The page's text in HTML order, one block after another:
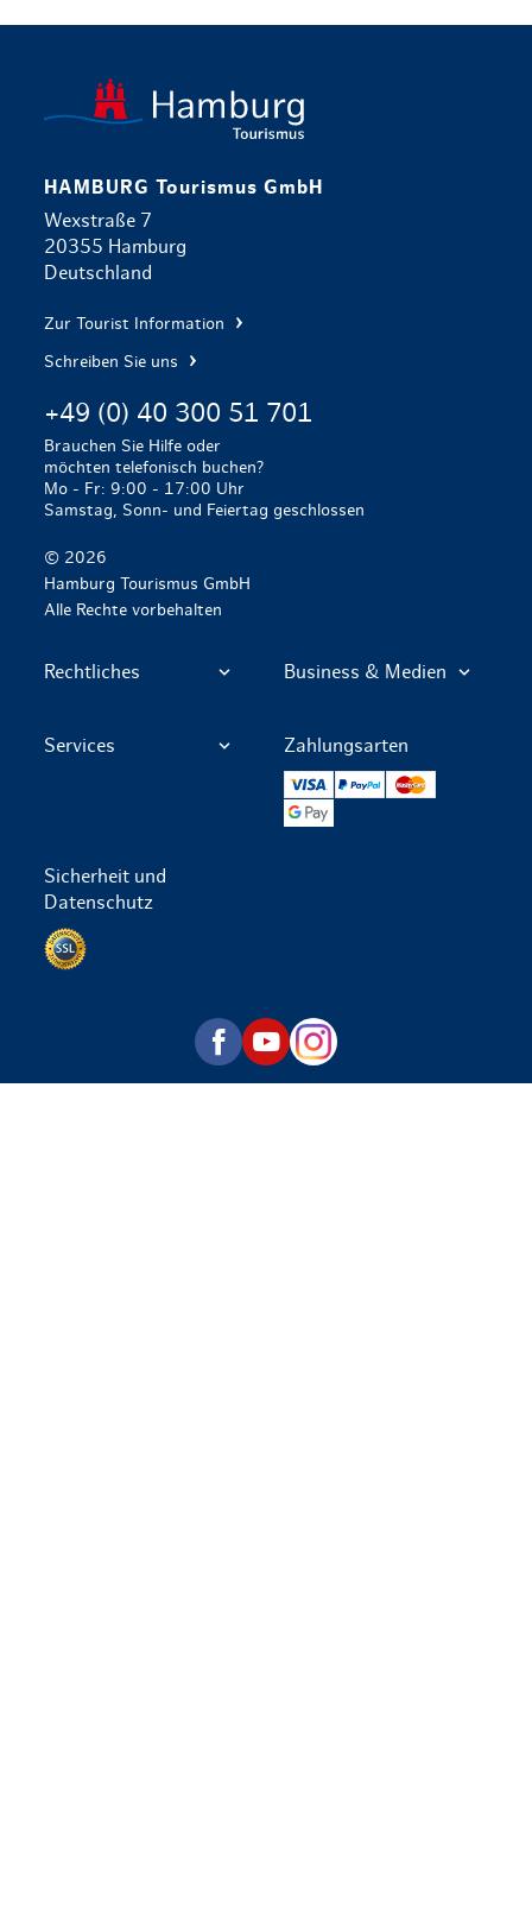
HAMBURG Tourismus GmbH
Wexstraße 7
20355 Hamburg
Deutschland
Zur Tourist Information
Schreiben Sie uns
+49 (0) 40 300 51 701
Brauchen Sie Hilfe oder
möchten telefonisch buchen?
Mo - Fr: 9:00 - 17:00 Uhr
Samstag, Sonn- und Feiertag geschlossen
© 2026
Hamburg Tourismus GmbH
Alle Rechte vorbehalten
Rechtliches Business & Medien
Services Zahlungsarten
PayPal
Sicherheit und
Datenschutz